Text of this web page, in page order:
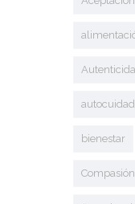
bienestar
Compasión